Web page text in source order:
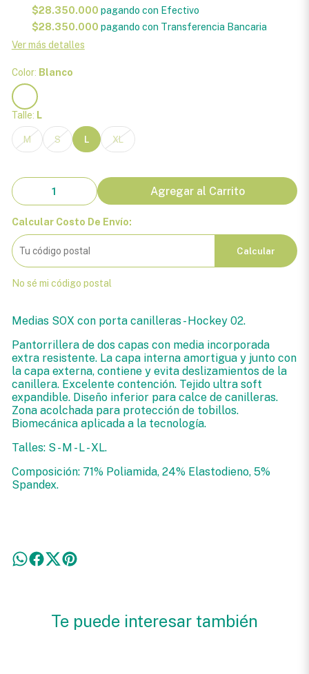
$28.350.000 pagando con Efectivo
$28.350.000 pagando con Transferencia Bancaria
Ver más detalles
Color: Blanco
Talle: L
M S L XL
Agregar al Carrito
Calcular Costo De Envío:
Calcular
No sé mi código postal
Medias SOX con porta canilleras - Hockey 02.
Pantorrillera de dos capas con media incorporada
extra resistente. La capa interna amortigua y junto con
la capa externa, contiene y evita deslizamientos de la
canillera. Excelente contención. Tejido ultra soft
expandible. Diseño inferior para calce de canilleras.
Zona acolchada para protección de tobillos.
Biomecánica aplicada a la tecnología.
Talles: S - M - L - XL.
Composición: 71% Poliamida, 24% Elastodieno, 5%
Spandex.
Te puede interesar también